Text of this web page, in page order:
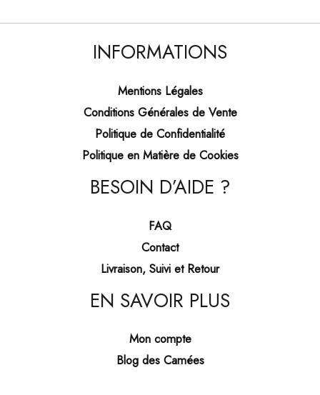
INFORMATIONS
Mentions Légales
Conditions Générales de Vente
Politique de Confidentialité
Politique en Matière de Cookies
BESOIN D’AIDE ?
FAQ
Contact
Livraison, Suivi et Retour
EN SAVOIR PLUS
Mon compte
Blog des Camées